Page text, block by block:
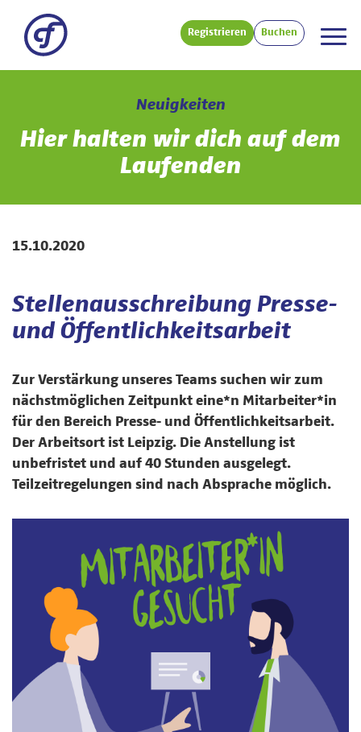
Registrieren Buchen
Neuigkeiten
Hier halten wir dich auf dem
Laufenden
15.10.2020
Stellenausschreibung Presse-
und Öffentlichkeitsarbeit
Zur Verstärkung unseres Teams suchen wir zum
nächstmöglichen Zeitpunkt eine*n Mitarbeiter*in
für den Bereich Presse- und Öffentlichkeitsarbeit.
Der Arbeitsort ist Leipzig. Die Anstellung ist
unbefristet und auf 40 Stunden ausgelegt.
Teilzeitregelungen sind nach Absprache möglich.